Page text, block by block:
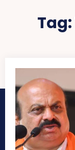
Tag: